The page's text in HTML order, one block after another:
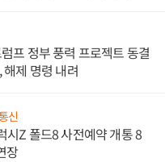
프 정부 풍력 프로젝트 동결
제 명령 내려
신
시Z 폴드8 사전예약 개통 8
장